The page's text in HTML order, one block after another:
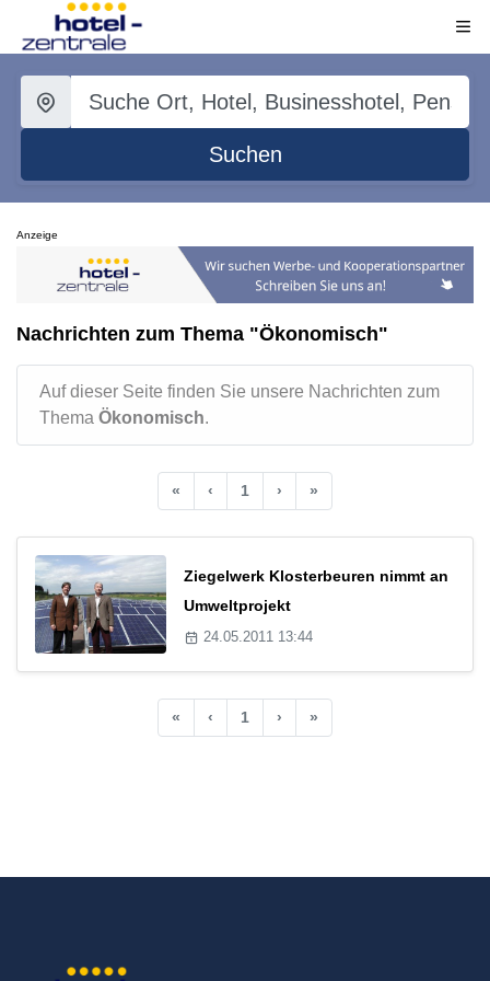
Suchen
Anzeige
Nachrichten zum Thema "Ökonomisch"
Auf dieser Seite finden Sie unsere Nachrichten zum
Thema Ökonomisch.
« ‹ 1 › »
Ziegelwerk Klosterbeuren nimmt an
Umweltprojekt
24.05.2011 13:44
« ‹ 1 › »